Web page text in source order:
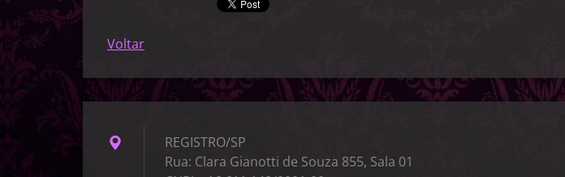
Voltar
REGISTRO/SP
Rua: Clara Gianotti de Souza 855, Sala 01